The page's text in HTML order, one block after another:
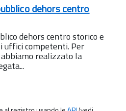
dehors centro
dehors centro storico e
uffici competenti. Per
realizzato la